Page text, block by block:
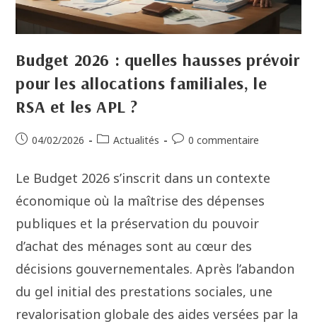
Budget 2026 : quelles hausses prévoir
pour les allocations familiales, le
RSA et les APL ?
04/02/2026 Actualités 0 commentaire
Le Budget 2026 s’inscrit dans un contexte
économique où la maîtrise des dépenses
publiques et la préservation du pouvoir
d’achat des ménages sont au cœur des
décisions gouvernementales. Après l’abandon
du gel initial des prestations sociales, une
revalorisation globale des aides versées par la